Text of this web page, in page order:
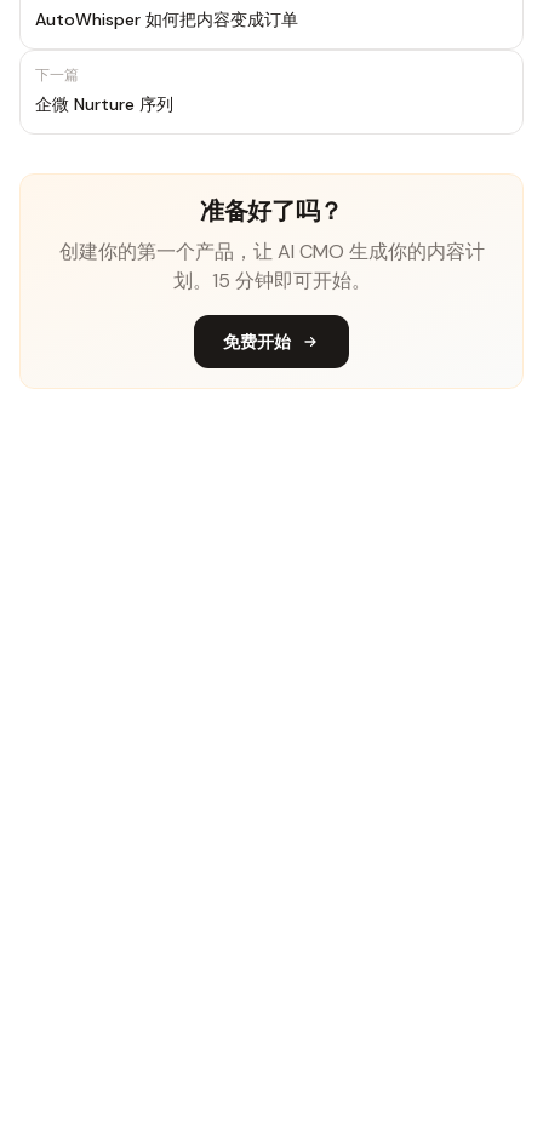
AutoWhisper 如何把内容变成订单
下一篇
企微 Nurture 序列
准备好了吗？
创建你的第一个产品，让 AI CMO 生成你的内容计
划。15 分钟即可开始。
免费开始